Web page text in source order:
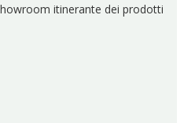
itinerante dei prodotti